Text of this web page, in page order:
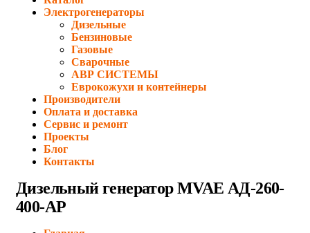
Электрогенераторы
Дизельные
Бензиновые
Газовые
Сварочные
АВР СИСТЕМЫ
Еврокожухи и контейнеры
Производители
Оплата и доставка
Сервис и ремонт
Проекты
Блог
Контакты
Дизельный генератор MVAE АД-260-
400-АР